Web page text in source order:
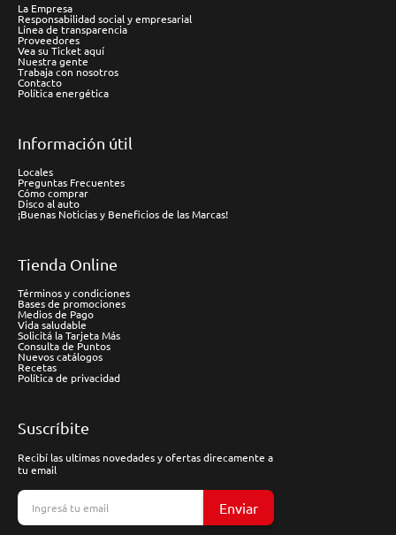
La Empresa
Responsabilidad social y empresarial
Línea de transparencia
Proveedores
Vea su Ticket aquí
Nuestra gente
Trabaja con nosotros
Contacto
Política energética
Información útil
Locales
Preguntas Frecuentes
Cómo comprar
Disco al auto
¡Buenas Noticias y Beneficios de las Marcas!
Tienda Online
Términos y condiciones
Bases de promociones
Medios de Pago
Vida saludable
Solicitá la Tarjeta Más
Consulta de Puntos
Nuevos catálogos
Recetas
Política de privacidad
Suscríbite
Recibí las ultimas novedades y ofertas direcamente a
tu email
Enviar